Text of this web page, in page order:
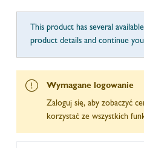
This product has several
product details and continue
Wymagane logowanie
Zaloguj się, aby zobaczyć
korzystać ze wszystkich